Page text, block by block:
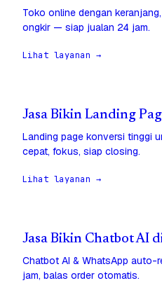
Toko online dengan
ongkir — siap jualan 24 jam.
Lihat layanan →
Jasa Bikin Landing
Landing page konversi tinggi
cepat, fokus, siap closing.
Lihat layanan →
Jasa Bikin Chatbot AI
Chatbot AI & WhatsApp
jam, balas order otomatis.